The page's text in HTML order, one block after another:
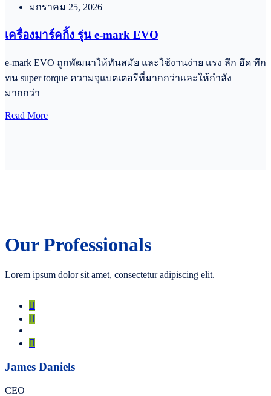
มกราคม 25, 2026
เครื่องมาร์คกิ้ง รุ่น e-mark EVO
e-mark EVO ถูกพัฒนาให้ทันสมัย และใช้งานง่าย แรง ลึก อึด ทึก
ทน super torque ความจุแบตเตอรีที่มากกว่าและให้กำลัง
มากกว่า
Read More
Our Professionals
Lorem ipsum dolor sit amet, consectetur adipiscing elit.
James Daniels
CEO